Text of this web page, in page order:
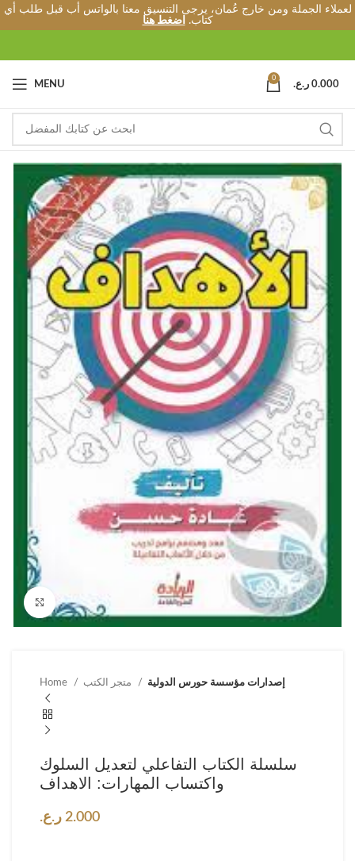
لعملاء الجملة ومن خارج عُمان، يرجى التنسيق معنا بالواتس أب قبل طلب أي
كتاب.
اضغط هنا
MENU
0
0.000 ر.ع.
Click to enlarge
Home إصدارات مؤسسة حورس الدولية
سلسلة الكتاب التفاعلي لتعديل السلوك
واكتساب المهارات: الاهداف
2.000 ر.ع.